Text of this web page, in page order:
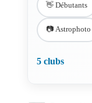
👋 Débutants
📷 Astrophoto
5 clubs